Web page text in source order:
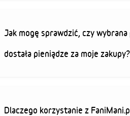
Jak mogę sprawdzić, czy
dostała pieniądze za moje zakupy?
Dlaczego korzystanie z